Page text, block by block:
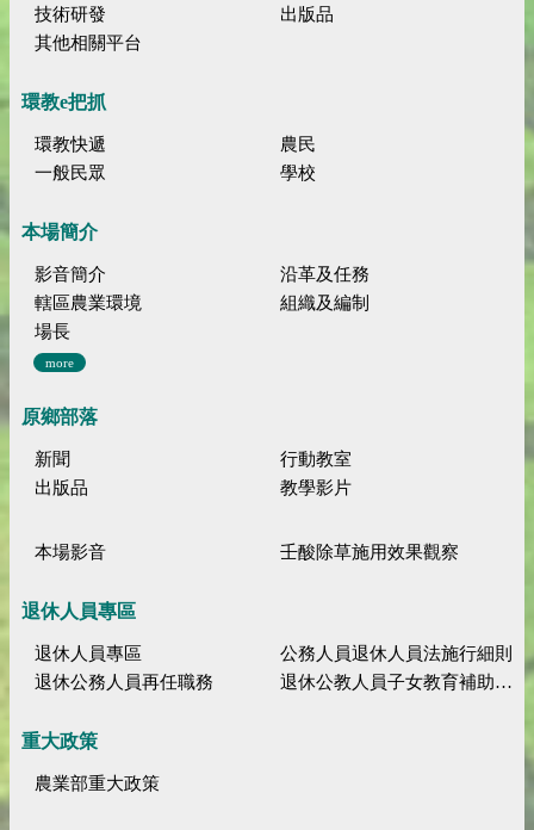
技術研發
出版品
其他相關平台
環教e把抓
環教快遞
農民
一般民眾
學校
本場簡介
影音簡介
沿革及任務
轄區農業環境
組織及編制
場長
more
原鄉部落
新聞
行動教室
出版品
教學影片
本場影音 壬酸除草施用效果觀察
退休人員專區
退休人員專區
公務人員退休人員法施行細則
退休公務人員再任職務
退休公教人員子女教育補助規定
重大政策
農業部重大政策